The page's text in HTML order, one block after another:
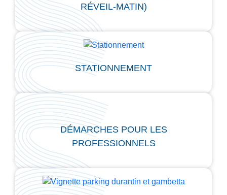
RÉVEIL-MATIN)
STATIONNEMENT
DÉMARCHES POUR LES
PROFESSIONNELS